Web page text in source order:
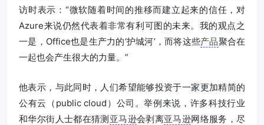
访时表示：“微软随着时间的推移而建立起来的信任，对
Azure来说仍然代表着非常有利可图的未来。我的观点之
一是，Office也是生产力的‘护城河’，而将这些产品聚合在
一起也会产生很大的力量。”
他表示，与此同时，人们希望能够投资于一家更加精简的
公有云（public cloud）公司。举例来说，许多科技行业
和华尔街人士都在猜测亚马逊会剥离亚马逊网络服务，尽